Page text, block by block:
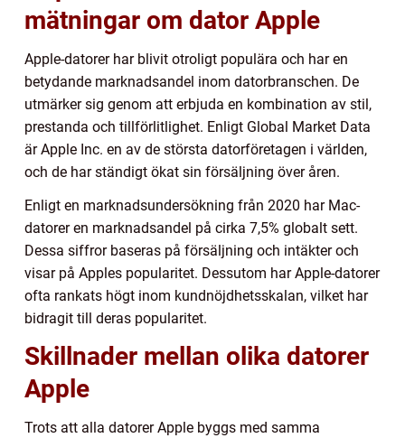
mätningar om dator Apple
Apple-datorer har blivit otroligt populära och har en
betydande marknadsandel inom datorbranschen. De
utmärker sig genom att erbjuda en kombination av stil,
prestanda och tillförlitlighet. Enligt Global Market Data
är Apple Inc. en av de största datorföretagen i världen,
och de har ständigt ökat sin försäljning över åren.
Enligt en marknadsundersökning från 2020 har Mac-
datorer en marknadsandel på cirka 7,5% globalt sett.
Dessa siffror baseras på försäljning och intäkter och
visar på Apples popularitet. Dessutom har Apple-datorer
ofta rankats högt inom kundnöjdhetsskalan, vilket har
bidragit till deras popularitet.
Skillnader mellan olika datorer
Apple
Trots att alla datorer Apple byggs med samma